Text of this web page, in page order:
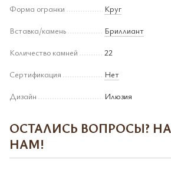
Форма огранки
Круг
Вставка/камень
Бриллиант
Количество камней
22
Сертификация
Нет
Дизайн
Илюзия
ОСТАЛИСЬ ВОПРОСЫ?
НАМ!